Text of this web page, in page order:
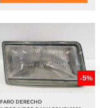
-5%
FARO DERECHO